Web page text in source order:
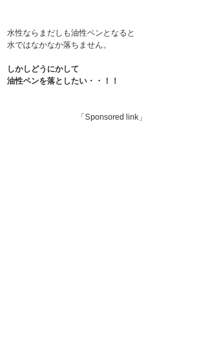
水性ならまだしも油性ペンとなると
水ではなかなか落ちません。
しかしどうにかして
油性ペンを落としたい・・！！
「Sponsored link」